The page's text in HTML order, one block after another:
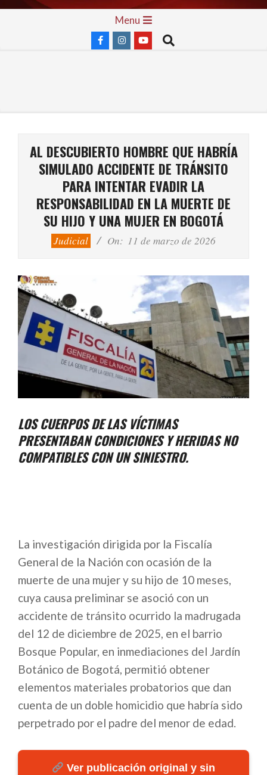
Skip
Menu
Search
AL DESCUBIERTO HOMBRE QUE HABRÍA
SIMULADO ACCIDENTE DE TRÁNSITO
PARA INTENTAR EVADIR LA
RESPONSABILIDAD EN LA MUERTE DE
SU HIJO Y UNA MUJER EN BOGOTÁ
Judicial On: 11 de marzo de 2026
LOS CUERPOS DE LAS VÍCTIMAS
PRESENTABAN CONDICIONES Y HERIDAS NO
COMPATIBLES CON UN SINIESTRO.
La investigación dirigida por la Fiscalía
General de la Nación con ocasión de la
muerte de una mujer y su hijo de 10 meses,
cuya causa preliminar se asoció con un
accidente de tránsito ocurrido la madrugada
del 12 de diciembre de 2025, en el barrio
Bosque Popular, en inmediaciones del Jardín
Botánico de Bogotá, permitió obtener
elementos materiales probatorios que dan
cuenta de un doble homicidio que habría sido
perpetrado por el padre del menor de edad.
Ver publicación original y sin